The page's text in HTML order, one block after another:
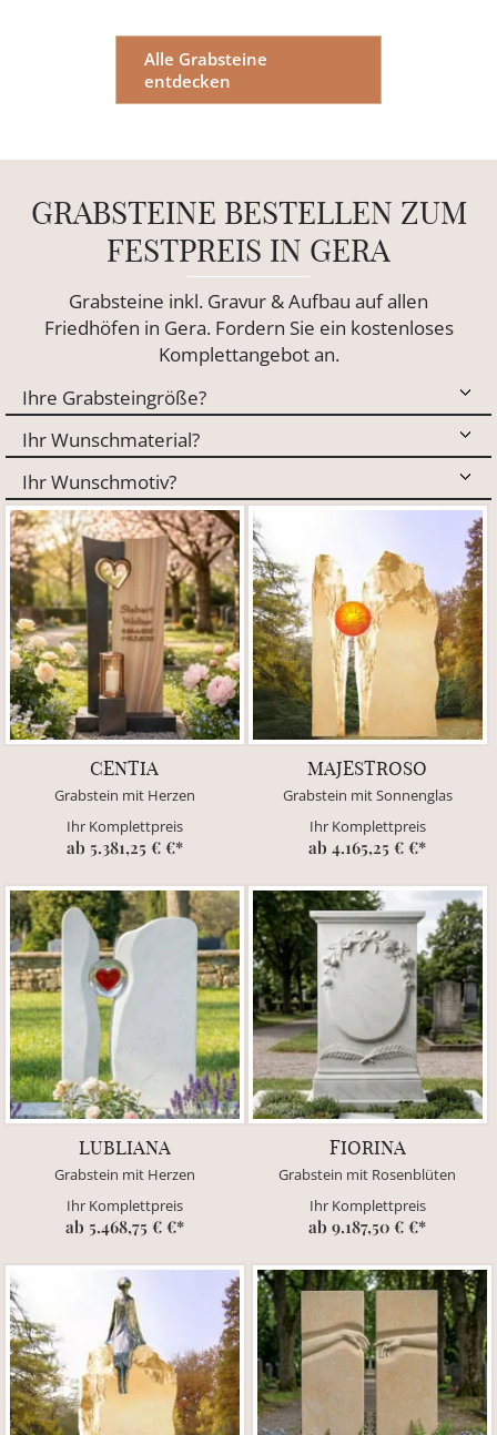
Alle Grabsteine
entdecken
GRABSTEINE BESTELLEN ZUM
FESTPREIS IN GERA
Grabsteine inkl. Gravur & Aufbau auf allen
Friedhöfen in Gera. Fordern Sie ein kostenloses
Komplettangebot an.
CENTIA
Grabstein mit Herzen
Ihr Komplettpreis
ab 5.381,25 € €*
MAJESTROSO
Grabstein mit Sonnenglas
Ihr Komplettpreis
ab 4.165,25 € €*
LUBLIANA
Grabstein mit Herzen
Ihr Komplettpreis
ab 5.468,75 € €*
FIORINA
Grabstein mit Rosenblüten
Ihr Komplettpreis
ab 9.187,50 € €*